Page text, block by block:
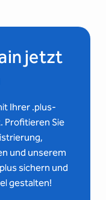
jetzt
Ihrer .plus-
Profitieren Sie
und unserem
sichern und
gestalten!